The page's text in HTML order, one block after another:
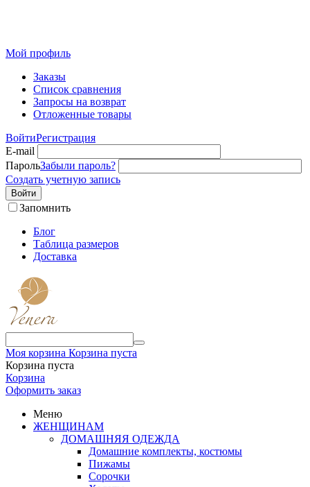
Мой профиль
Заказы
Список сравнения
Запросы на возврат
Отложенные товары
ВойтиРегистрация
E-mail
ПарольЗабыли пароль?
Создать учетную запись
Войти
Запомнить
Блог
Таблица размеров
Доставка
Моя корзина Корзина пуста
Корзина пуста
Корзина
Оформить заказ
Меню
ЖЕНЩИНАМ
ДОМАШНЯЯ ОДЕЖДА
Домашние комплекты, костюмы
Пижамы
Сорочки